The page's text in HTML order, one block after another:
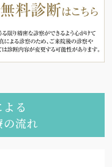
る
の流れ